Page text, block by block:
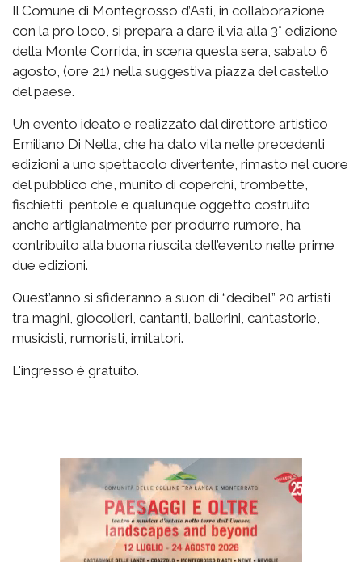
Il Comune di Montegrosso d’Asti, in collaborazione
con la pro loco, si prepara a dare il via alla 3° edizione
della Monte Corrida, in scena questa sera, sabato 6
agosto, (ore 21) nella suggestiva piazza del castello
del paese.
Un evento ideato e realizzato dal direttore artistico
Emiliano Di Nella, che ha dato vita nelle precedenti
edizioni a uno spettacolo divertente, rimasto nel cuore
del pubblico che, munito di coperchi, trombette,
fischietti, pentole e qualunque oggetto costruito
anche artigianalmente per produrre rumore, ha
contribuito alla buona riuscita dell’evento nelle prime
due edizioni.
Quest’anno si sfideranno a suon di “decibel” 20 artisti
tra maghi, giocolieri, cantanti, ballerini, cantastorie,
musicisti, rumoristi, imitatori.
L'ingresso è gratuito.